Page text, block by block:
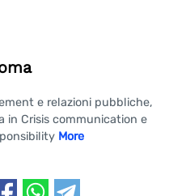
e relazioni pubbliche,
in Crisis communication e
More